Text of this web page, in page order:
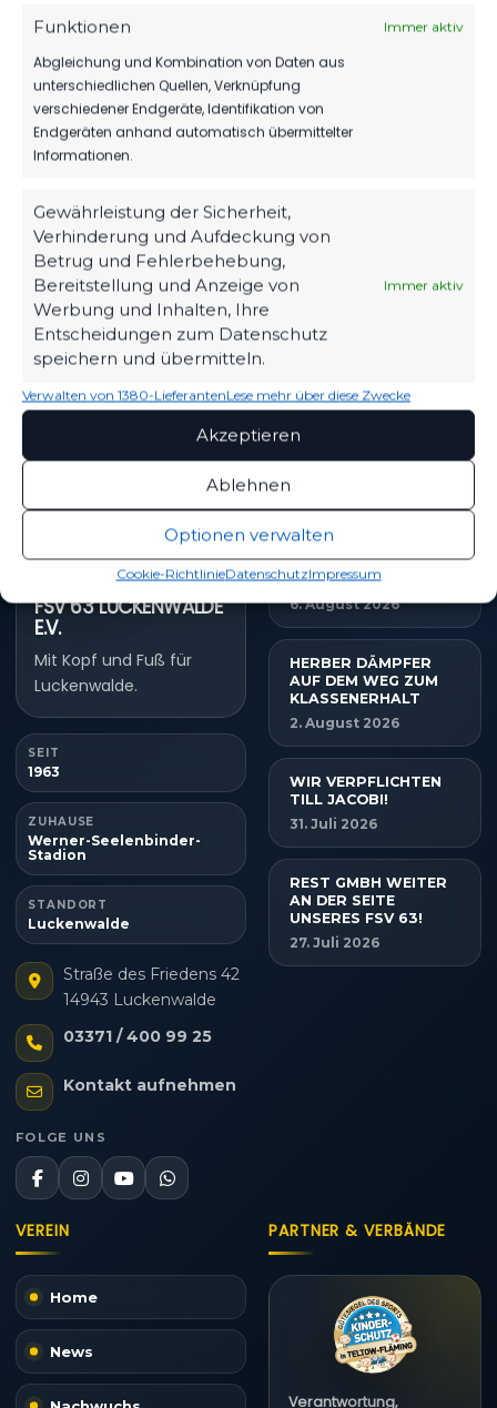
Funktionen Immer aktiv
Abgleichung und Kombination von Daten aus
unterschiedlichen Quellen, Verknüpfung
verschiedener Endgeräte, Identifikation von
Endgeräten anhand automatisch übermittelter
Informationen.
Gewährleistung der Sicherheit,
Verhinderung und Aufdeckung von
Betrug und Fehlerbehebung,
Bereitstellung und Anzeige von
Werbung und Inhalten, Ihre
Entscheidungen zum Datenschutz
speichern und übermitteln.
Immer aktiv
Verwalten von 1380-LieferantenLese mehr über diese Zwecke
Akzeptieren
Ablehnen
Optionen verwalten
Cookie-RichtlinieDatenschutzImpressum
TICKETS
Eintrittspreise & Spieltag
SPIELPLAN
Nächste Partien ansehen
PARTNER WERDEN
Sponsoring & Netzwerk
FSV 63 LUCKENWALDE
E.V.
Mit Kopf und Fuß für
Luckenwalde.
SEIT
1963
ZUHAUSE
Werner-Seelenbinder-
Stadion
STANDORT
Luckenwalde
Straße des Friedens 42
14943 Luckenwalde
03371 / 400 99 25
Kontakt aufnehmen
FOLGE UNS
NEUESTE NACHRICHTEN
MBS VERLÄNGERT
SEIN SPONSORING
BEIM FSV
6. August 2026
HERBER DÄMPFER
AUF DEM WEG ZUM
KLASSENERHALT
2. August 2026
WIR VERPFLICHTEN
TILL JACOBI!
31. Juli 2026
REST GMBH WEITER
AN DER SEITE
UNSERES FSV 63!
27. Juli 2026
VEREIN
Home
News
PARTNER & VERBÄNDE
Verantwortung,